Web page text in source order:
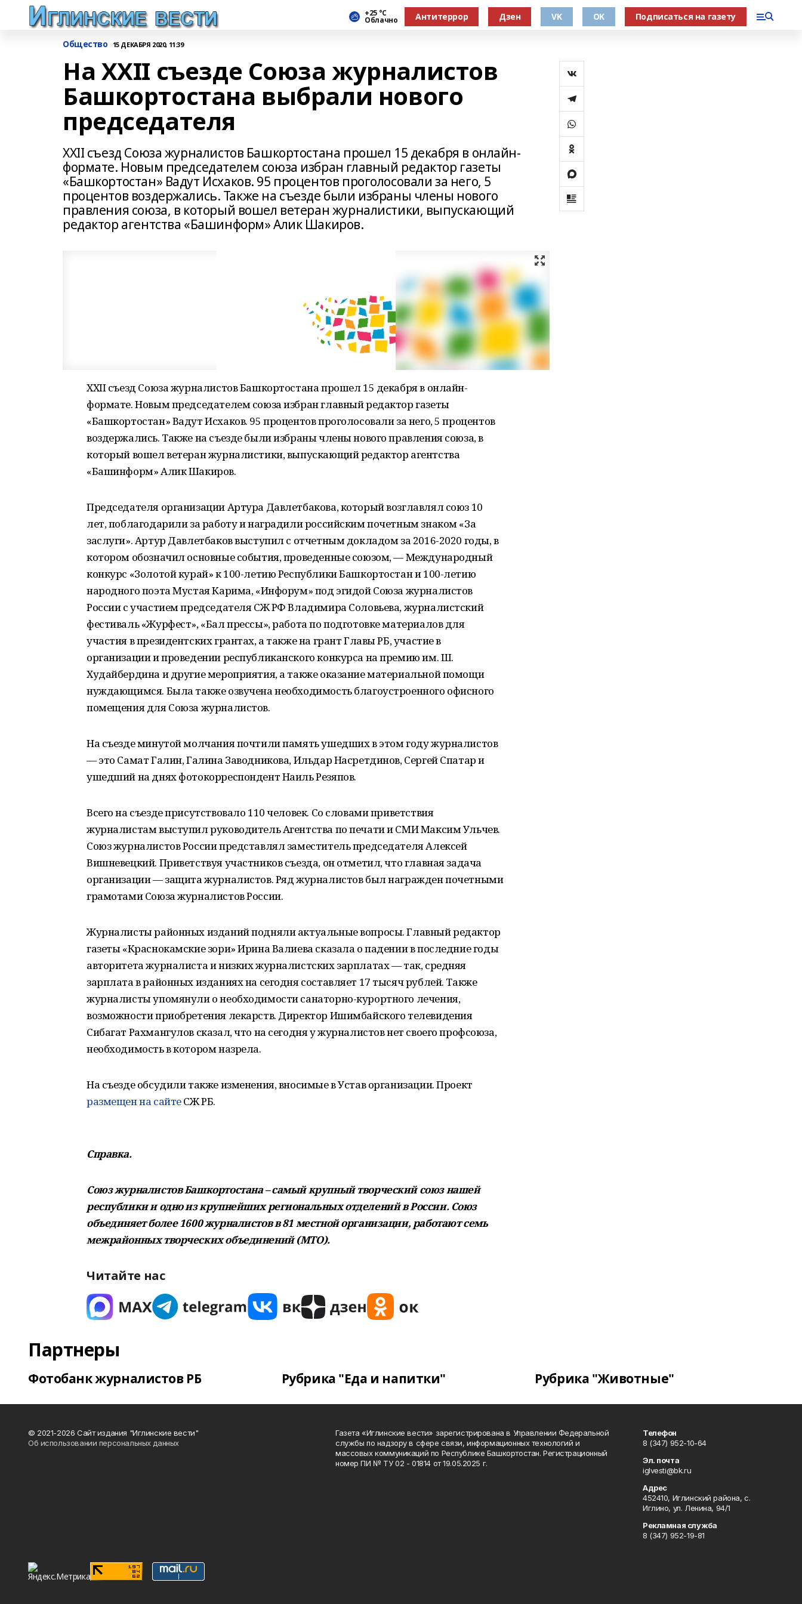
+25 °С
Облачно Антитеррор Дзен VK OK Подписаться на газету
Общество 15 ДЕКАБРЯ 2020, 11:39
На XXII съезде Союза журналистов
Башкортостана выбрали нового
председателя
XXII съезд Союза журналистов Башкортостана прошел 15 декабря в онлайн-
формате. Новым председателем союза избран главный редактор газеты
«Башкортостан» Вадут Исхаков. 95 процентов проголосовали за него, 5
процентов воздержались. Также на съезде были избраны члены нового
правления союза, в который вошел ветеран журналистики, выпускающий
редактор агентства «Башинформ» Алик Шакиров.
XXII съезд Союза журналистов Башкортостана прошел 15 декабря в онлайн-
формате. Новым председателем союза избран главный редактор газеты
«Башкортостан» Вадут Исхаков. 95 процентов проголосовали за него, 5 процентов
воздержались. Также на съезде были избраны члены нового правления союза, в
который вошел ветеран журналистики, выпускающий редактор агентства
«Башинформ» Алик Шакиров.
Председателя организации Артура Давлетбакова, который возглавлял союз 10
лет, поблагодарили за работу и наградили российским почетным знаком «За
заслуги». Артур Давлетбаков выступил с отчетным докладом за 2016-2020 годы, в
котором обозначил основные события, проведенные союзом, — Международный
конкурс «Золотой курай» к 100-летию Республики Башкортостан и 100-летию
народного поэта Мустая Карима, «Инфорум» под эгидой Союза журналистов
России с участием председателя СЖ РФ Владимира Соловьева, журналистский
фестиваль «Журфест», «Бал прессы», работа по подготовке материалов для
участия в президентских грантах, а также на грант Главы РБ, участие в
организации и проведении республиканского конкурса на премию им. Ш.
Худайбердина и другие мероприятия, а также оказание материальной помощи
нуждающимся. Была также озвучена необходимость благоустроенного офисного
помещения для Союза журналистов.
На съезде минутой молчания почтили память ушедших в этом году журналистов
— это Самат Галин, Галина Заводникова, Ильдар Насретдинов, Сергей Спатар и
ушедший на днях фотокорреспондент Наиль Резяпов.
Всего на съезде присутствовало 110 человек. Со словами приветствия
журналистам выступил руководитель Агентства по печати и СМИ Максим Ульчев.
Союз журналистов России представлял заместитель председателя Алексей
Вишневецкий. Приветствуя участников съезда, он отметил, что главная задача
организации — защита журналистов. Ряд журналистов был награжден почетными
грамотами Союза журналистов России.
Журналисты районных изданий подняли актуальные вопросы. Главный редактор
газеты «Краснокамские зори» Ирина Валиева сказала о падении в последние годы
авторитета журналиста и низких журналистских зарплатах — так, средняя
зарплата в районных изданиях на сегодня составляет 17 тысяч рублей. Также
журналисты упомянули о необходимости санаторно-курортного лечения,
возможности приобретения лекарств. Директор Ишимбайского телевидения
Сибагат Рахмангулов сказал, что на сегодня у журналистов нет своего профсоюза,
необходимость в котором назрела.
На съезде обсудили также изменения, вносимые в Устав организации. Проект
размещен на сайтеСЖ РБ.
Справка.
Союз журналистов Башкортостана – самый крупный творческий союз нашей
республики и одно из крупнейших региональных отделений в России. Союз
объединяет более 1600 журналистов в 81 местной организации, работают семь
межрайонных творческих объединений (МТО).
Читайте нас
Партнеры
Фотобанк журналистов РБ Рубрика "Еда и напитки" Рубрика "Животные"
© 2021-2026 Сайт издания "Иглинские вести"
Об использовании персональных данных
Газета «Иглинские вести» зарегистрирована в Управлении Федеральной
службы по надзору в сфере связи, информационных технологий и
массовых коммуникаций по Республике Башкортостан. Регистрационный
номер ПИ № ТУ 02 - 01814 от 19.05.2025 г.
Телефон
8 (347) 952-10-64
Эл. почта
iglvesti@bk.ru
Адрес
452410, Иглинский района, с.
Иглино, ул. Ленина, 94/1
Рекламная служба
8 (347) 952-19-81